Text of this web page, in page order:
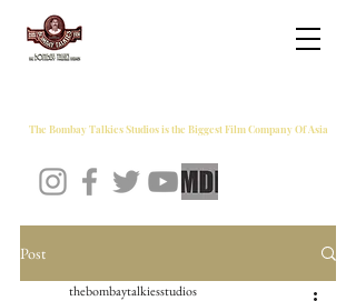
The Bombay Talkies Studios is the Biggest Film Company Of Asia
Post
thebombaytalkiesstudios